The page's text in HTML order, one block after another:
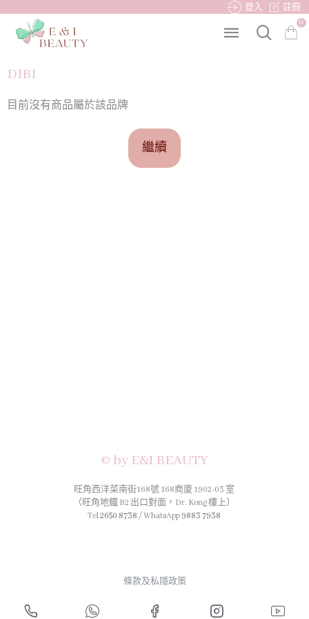
登入 註冊
0
DIBI
目前沒有商品屬於該品牌
繼續
© by E&I BEAUTY
旺角西洋菜南街168號 168商廈 1902-03 室
（旺角地鐵 B2 出口對面，Dr. Kong 樓上）
Tel2650 8738 / WhatsApp 9883 7938
條款及私隱政策